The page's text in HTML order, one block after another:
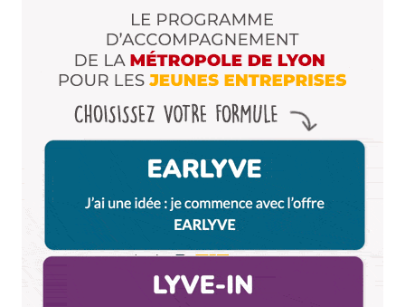
que c’est culture* et non « culutre Manga »
Répondre
Merci City Crunch!! On va profiter à fond ce
weekend!
Katy
9 mai 2014 à 16 h 09 min
Yo